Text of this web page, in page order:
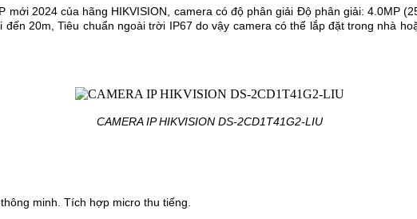
mới 2024 của hãng HIKVISION, camera có độ phân giải Độ phân giải: 4.0MP (
đến 20m ,Tiêu chuẩn ngoài trời IP67 do vậy camera có thể lắp đặt trong nhà
CAMERA IP HIKVISION DS-2CD1T41G2-LIU
minh. Tích hợp micro thu tiếng.